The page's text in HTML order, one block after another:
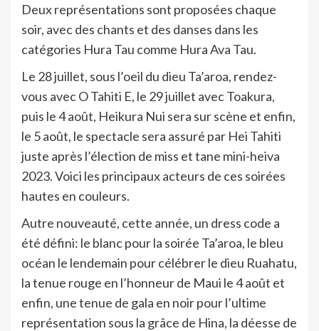
Deux représentations sont proposées chaque
soir, avec des chants et des danses dans les
catégories Hura Tau comme Hura Ava Tau.
Le 28 juillet, sous l’oeil du dieu Ta’aroa, rendez-
vous avec O Tahiti E, le 29 juillet avec Toakura,
puis le 4 août, Heikura Nui sera sur scène et enfin,
le 5 août, le spectacle sera assuré par Hei Tahiti
juste après l’élection de miss et tane mini-heiva
2023. Voici les principaux acteurs de ces soirées
hautes en couleurs.
Autre nouveauté, cette année, un dress code a
été défini: le blanc pour la soirée Ta’aroa, le bleu
océan le lendemain pour célébrer le dieu Ruahatu,
la tenue rouge en l’honneur de Maui le 4 août et
enfin, une tenue de gala en noir pour l’ultime
représentation sous la grâce de Hina, la déesse de